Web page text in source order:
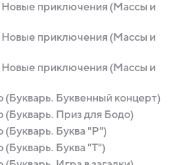
приключения (Массы и
приключения (Массы и
приключения (Массы и
(Букварь. Буквенный концерт)
(Букварь. Приз для Бодо)
(Букварь. Буква "Р")
Буква "Т")